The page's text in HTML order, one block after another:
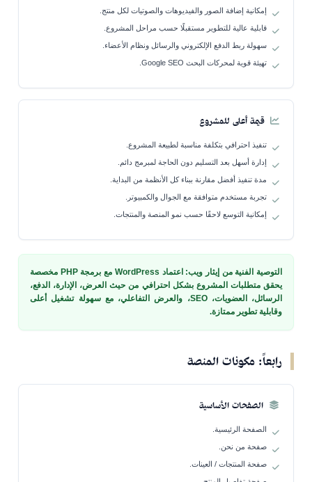
إمكانية إضافة الصور والفيديوهات والصوتيات لكل منتج.
قابلية عالية للتطوير مستقبلًا حسب مراحل المشروع.
سهولة ربط الدفع الإلكتروني والرسائل ونظام الأعضاء.
تهيئة قوية لمحركات البحث Google SEO.
قيمة أعلى للمشروع
تنفيذ احترافي بتكلفة مناسبة لطبيعة المشروع.
إدارة أسهل بعد التسليم دون الحاجة لمبرمج دائم.
مدة تنفيذ أفضل مقارنة ببناء كل الأنظمة من البداية.
تجربة مستخدم متوافقة مع الجوال والكمبيوتر.
إمكانية التوسع لاحقًا حسب نمو المنصة والمنتجات.
التوصية الفنية من إيثار ويب: اعتماد WordPress مع برمجة PHP مخصصة
يحقق متطلبات المشروع بشكل احترافي من حيث العرض، الإدارة، الدفع،
الرسائل، العضويات، SEO، والعرض التفاعلي، مع سهولة تشغيل أعلى
وقابلية تطوير ممتازة.
رابعاً: مكونات المنصة
الصفحات الأساسية
الصفحة الرئيسية.
صفحة من نحن.
صفحة المنتجات / العينات.